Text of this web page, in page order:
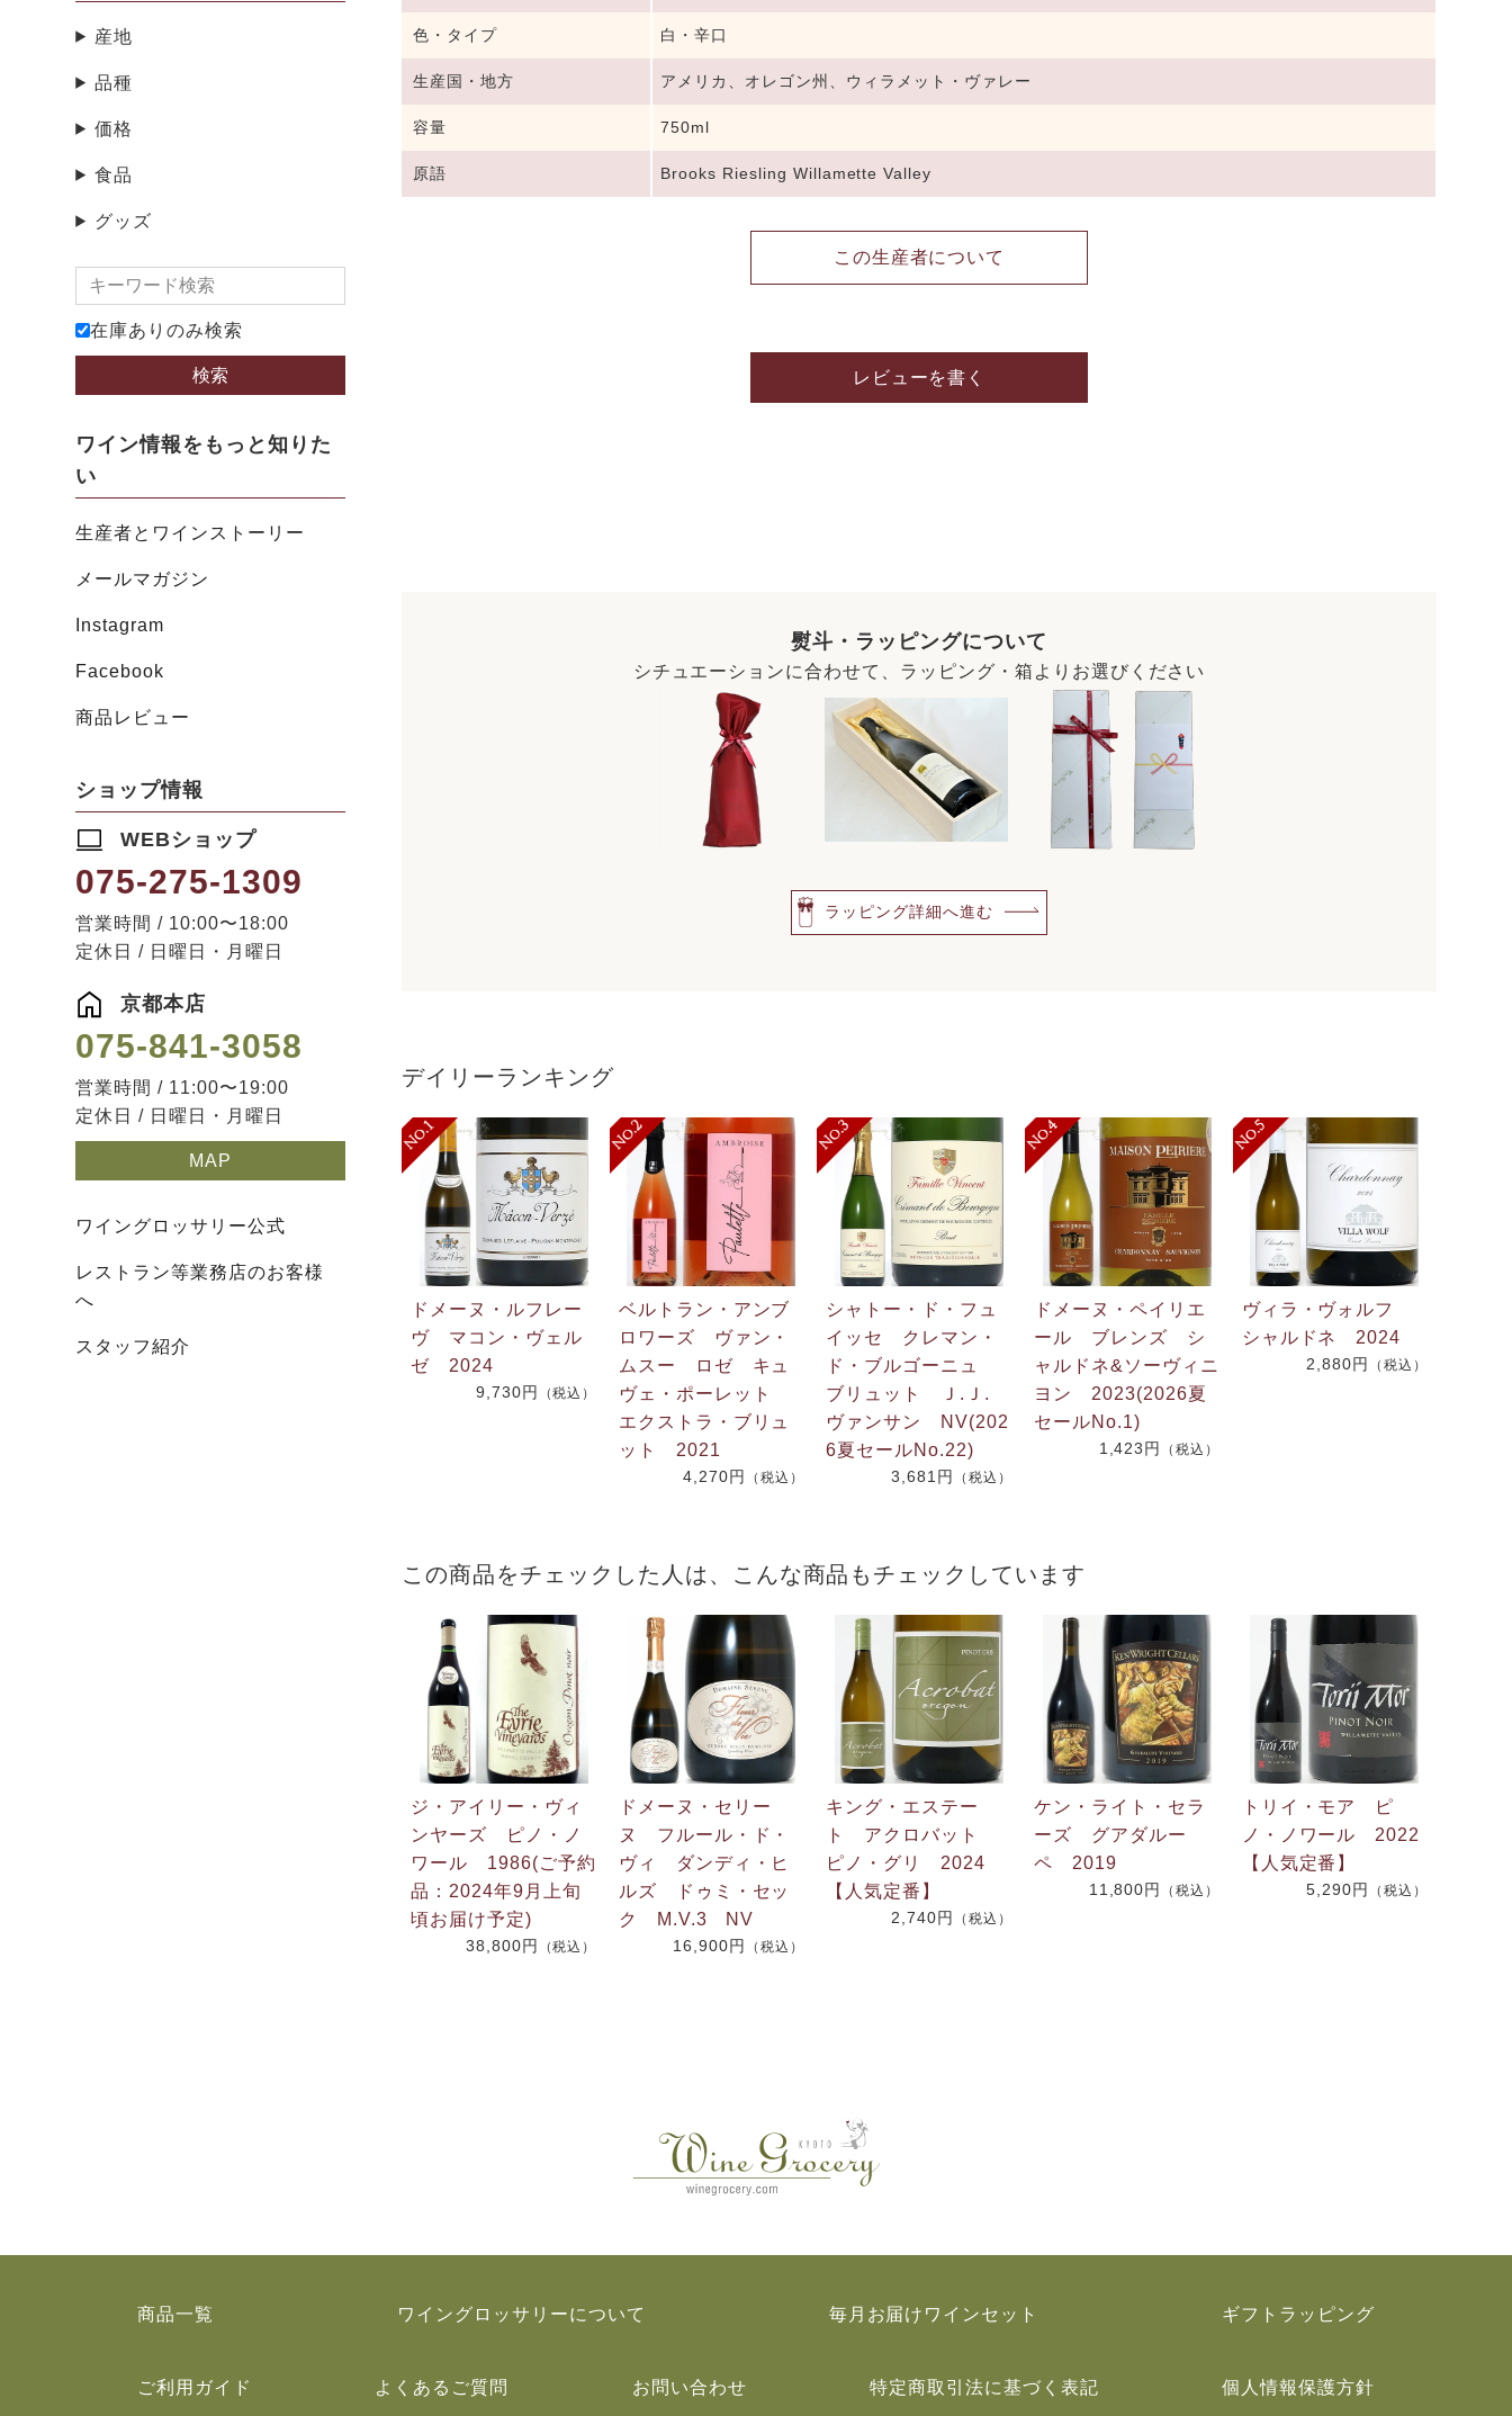
産地
品種
価格
食品
グッズ
在庫ありのみ検索
検索
ワイン情報をもっと知りた
い
生産者とワインストーリー
メールマガジン
Instagram
Facebook
商品レビュー
ショップ情報
WEBショップ
075-275-1309
営業時間 / 10:00〜18:00
定休日 / 日曜日・月曜日
京都本店
075-841-3058
営業時間 / 11:00〜19:00
定休日 / 日曜日・月曜日
MAP
ワイングロッサリー公式
レストラン等業務店のお客様
へ
スタッフ紹介
色・タイプ 白・辛口
生産国・地方 アメリカ、オレゴン州、ウィラメット・ヴァレー
容量 750ml
原語 Brooks Riesling Willamette Valley
この生産者について
レビューを書く
熨斗・ラッピングについて
シチュエーションに合わせて、ラッピング・箱よりお選びください
ラッピング詳細へ進む
デイリーランキング
ドメーヌ・ルフレー
ヴ マコン・ヴェル
ゼ 2024
9,730円 （税込）
ベルトラン・アンブ
ロワーズ ヴァン・
ムスー ロゼ キュ
ヴェ・ポーレット
エクストラ・ブリュ
ット 2021
4,270円 （税込）
シャトー・ド・フュ
イッセ クレマン・
ド・ブルゴーニュ
ブリュット Ｊ.Ｊ.
ヴァンサン NV(202
6夏セールNo.22)
3,681円 （税込）
ドメーヌ・ペイリエ
ール ブレンズ シ
ャルドネ&ソーヴィニ
ヨン 2023(2026夏
セールNo.1)
1,423円 （税込）
ヴィラ・ヴォルフ
シャルドネ 2024
2,880円 （税込）
この商品をチェックした人は、こんな商品もチェックしています
ジ・アイリー・ヴィ
ンヤーズ ピノ・ノ
ワール 1986(ご予約
品：2024年9月上旬
頃お届け予定)
38,800円 （税込）
ドメーヌ・セリー
ヌ フルール・ド・
ヴィ ダンディ・ヒ
ルズ ドゥミ・セッ
ク M.V.3 NV
16,900円 （税込）
キング・エステー
ト アクロバット
ピノ・グリ 2024
【人気定番】
2,740円 （税込）
ケン・ライト・セラ
ーズ グアダルー
ペ 2019
11,800円 （税込）
トリイ・モア ピ
ノ・ノワール 2022
【人気定番】
5,290円 （税込）
商品一覧 ワイングロッサリーについて 毎月お届けワインセット ギフトラッピング
ご利用ガイド よくあるご質問 お問い合わせ 特定商取引法に基づく表記 個人情報保護方針